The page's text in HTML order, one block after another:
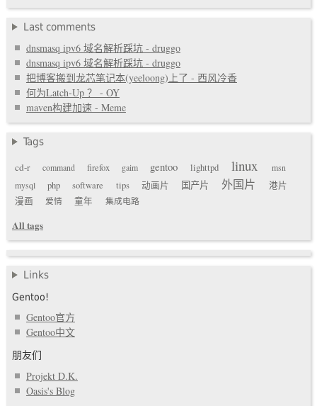
Last comments
dnsmasq ipv6 域名解析踩坑 - druggo
dnsmasq ipv6 域名解析踩坑 - druggo
把博客搬到龙芯笔记本(yeeloong)上了 - 西风冷香
何为Latch-Up ？ - OY
maven构建加速 - Meme
Tags
cd-r
command firefox gaim gentoo lighttpd linux
msn
mysql
php software tips 动画片 国产片 外国片
港片
漫画
爱情 童年 集成电路
All tags
Links
Gentoo!
Gentoo官方
Gentoo中文
朋友们
Projekt D.K.
Oasis's Blog